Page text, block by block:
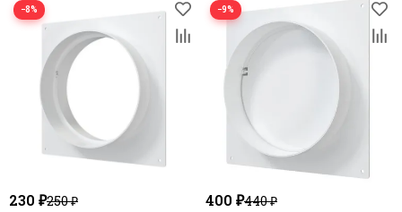
−8%
230 ₽250 ₽
−9%
400 ₽440 ₽